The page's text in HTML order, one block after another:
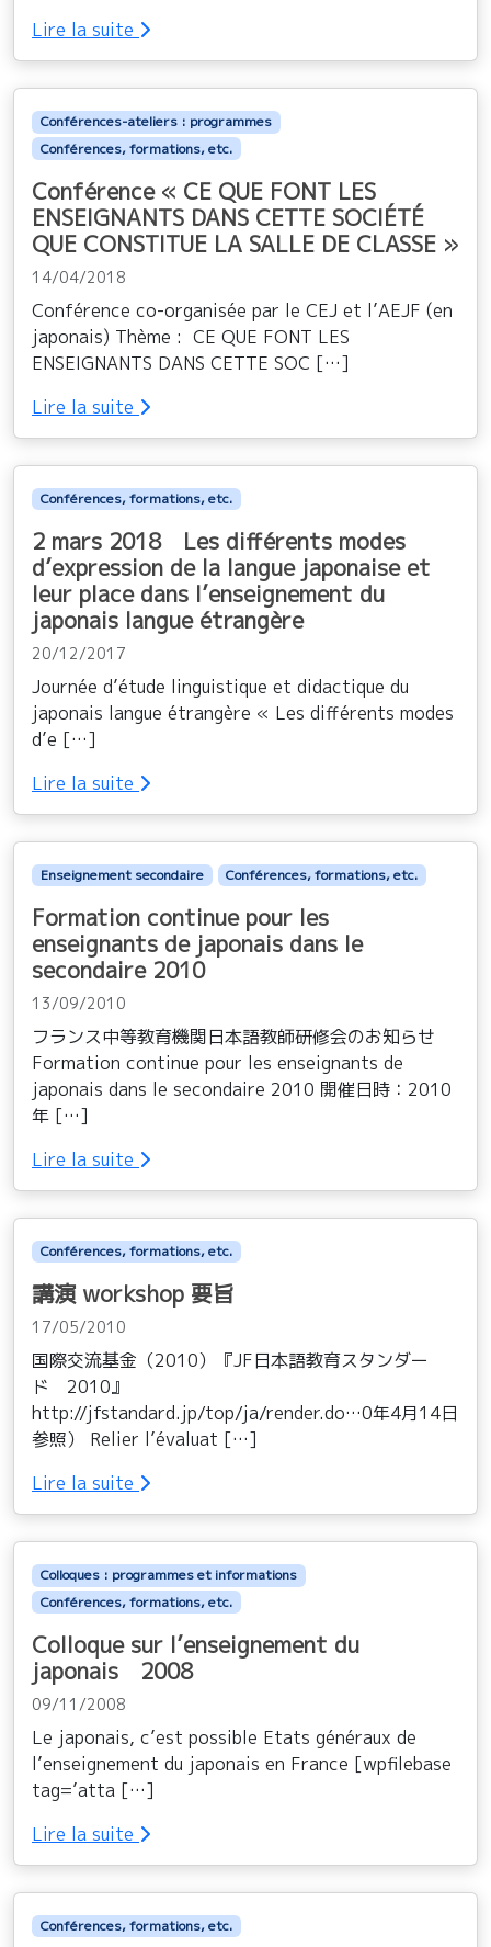
Lire la suite
Conférences-ateliers : programmes
Conférences, formations, etc.
Conférence « CE QUE FONT LES
ENSEIGNANTS DANS CETTE SOCIÉTÉ
QUE CONSTITUE LA SALLE DE CLASSE »
14/04/2018
Conférence co-organisée par le CEJ et l’AEJF (en
japonais) Thème : CE QUE FONT LES
ENSEIGNANTS DANS CETTE SOC […]
Lire la suite
Conférences, formations, etc.
2 mars 2018 Les différents modes
d’expression de la langue japonaise et
leur place dans l’enseignement du
japonais langue étrangère
20/12/2017
Journée d’étude linguistique et didactique du
japonais langue étrangère « Les différents modes
d’e […]
Lire la suite
Enseignement secondaire Conférences, formations, etc.
Formation continue pour les
enseignants de japonais dans le
secondaire 2010
13/09/2010
フランス中等教育機関日本語教師研修会のお知らせ
Formation continue pour les enseignants de
japonais dans le secondaire 2010 開催日時：2010
年 […]
Lire la suite
Conférences, formations, etc.
講演 workshop 要旨
17/05/2010
国際交流基金（2010）『JF日本語教育スタンダー
ド 2010』
http://jfstandard.jp/top/ja/render.do…0年4月14日
参照） Relier l’évaluat […]
Lire la suite
Colloques : programmes et informations
Conférences, formations, etc.
Colloque sur l’enseignement du
japonais 2008
09/11/2008
Le japonais, c’est possible Etats généraux de
l’enseignement du japonais en France [wpfilebase
tag=’atta […]
Lire la suite
Conférences, formations, etc.